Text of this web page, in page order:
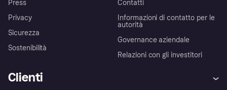
Press
Privacy
Sicurezza
Sostenibilità
Contatti
Informazioni di contatto per le
autorità
Governance aziendale
Relazioni con gli investitori
Clienti